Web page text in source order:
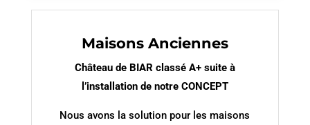
Maisons Anciennes
Château de BIAR classé A+ suite à
l’installation de notre CONCEPT
Nous avons la solution pour les maisons